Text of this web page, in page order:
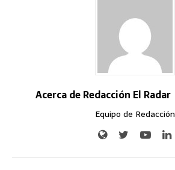
Acerca de Redacción El Radar
Equipo de Redacción